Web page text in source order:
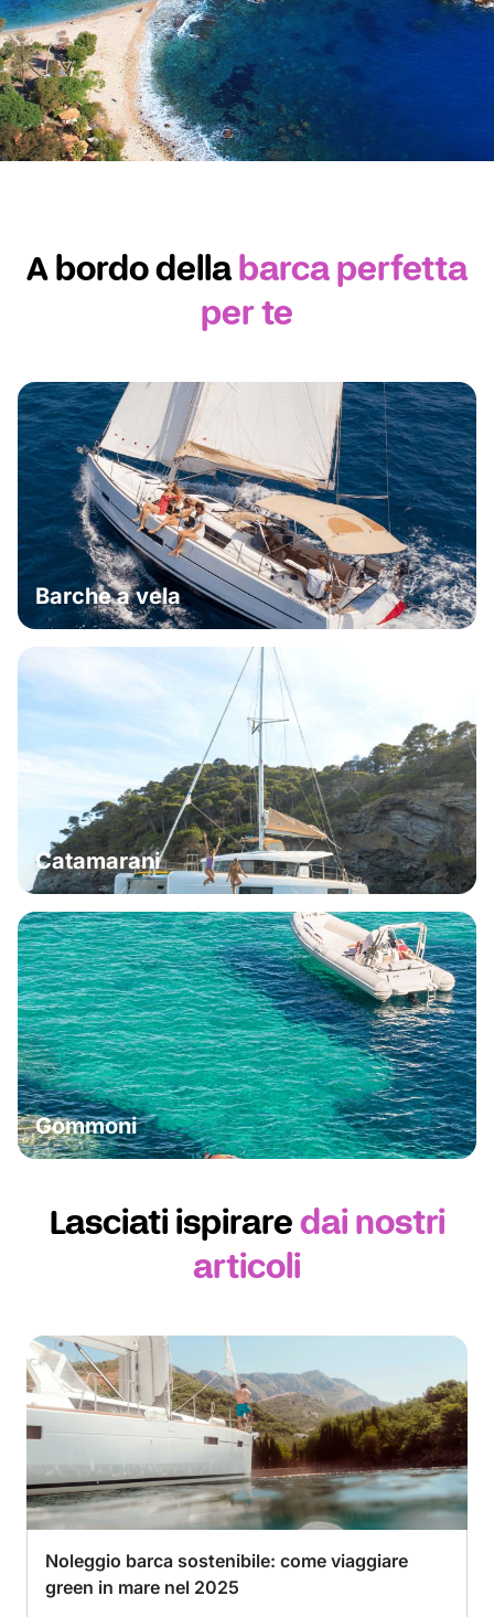
Un colpo di fulmine
Scoprire
A bordo dellabarca perfetta
per te
Barche a vela
Catamarani
Gommoni
Lasciati ispiraredai nostri
articoli
Noleggio barca sostenibile: come viaggiare
green in mare nel 2025